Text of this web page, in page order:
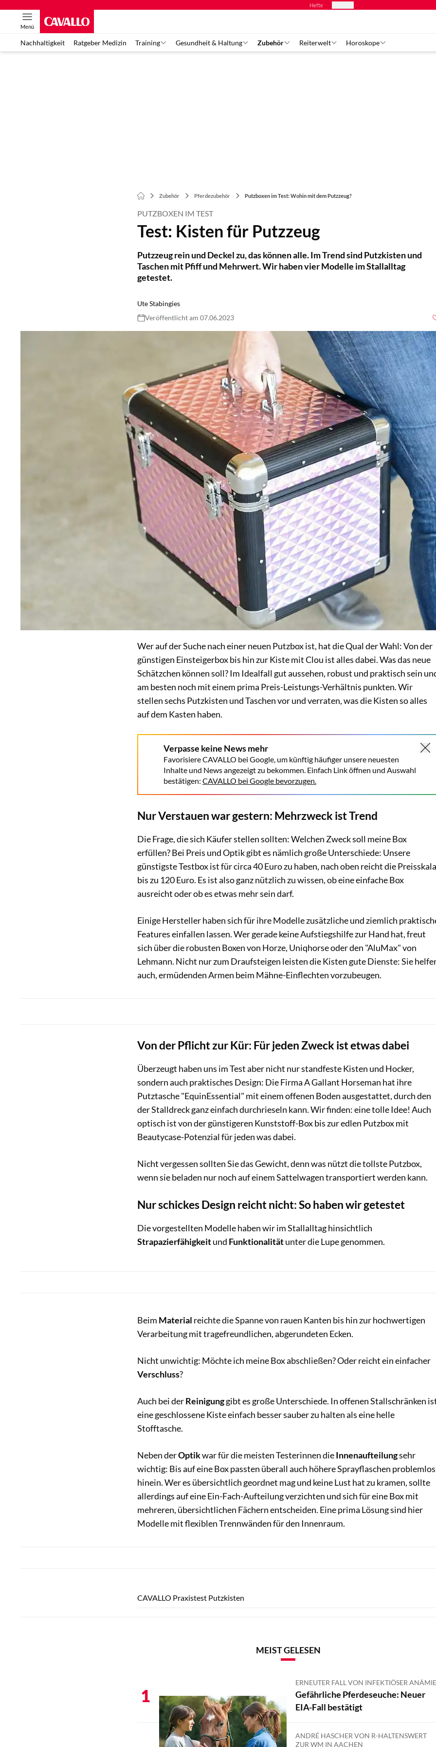
Hefte
Menü
Nachhaltigkeit Ratgeber Medizin Training Gesundheit & Haltung Zubehör Reiterwelt Horoskope
Zubehör Pferdezubehör Putzboxen im Test: Wohin mit dem Putzzeug?
PUTZBOXEN IM TEST
Test: Kisten für Putzzeug
Putzzeug rein und Deckel zu, das können alle. Im Trend sind Putzkisten und
Taschen mit Pfiff und Mehrwert. Wir haben vier Modelle im Stallalltag
getestet.
Ute Stabingies
Veröffentlicht am 07.06.2023
Wer auf der Suche nach einer neuen Putzbox ist, hat die Qual der Wahl: Von der
günstigen Einsteigerbox bis hin zur Kiste mit Clou ist alles dabei. Was das neue
Schätzchen können soll? Im Idealfall gut aussehen, robust und praktisch sein
am besten noch mit einem prima Preis-Leistungs-Verhältnis punkten. Wir
stellen sechs Putzkisten und Taschen vor und verraten, was die Kisten so alles
auf dem Kasten haben.
Verpasse keine News mehr
Favorisiere CAVALLO bei Google, um künftig häufiger unsere neuesten
Inhalte und News angezeigt zu bekommen. Einfach Link öffnen und Auswahl
bestätigen: CAVALLO bei Google bevorzugen.
Nur Verstauen war gestern: Mehrzweck ist Trend
Die Frage, die sich Käufer stellen sollten: Welchen Zweck soll meine Box
erfüllen? Bei Preis und Optik gibt es nämlich große Unterschiede: Unsere
günstigste Testbox ist für circa 40 Euro zu haben, nach oben reicht die Preisskala
bis zu 120 Euro. Es ist also ganz nützlich zu wissen, ob eine einfache Box
ausreicht oder ob es etwas mehr sein darf.
Einige Hersteller haben sich für ihre Modelle zusätzliche und ziemlich
Features einfallen lassen. Wer gerade keine Aufstiegshilfe zur Hand hat, freut
sich über die robusten Boxen von Horze, Uniqhorse oder den "AluMax" von
Lehmann. Nicht nur zum Draufsteigen leisten die Kisten gute Dienste: Sie
auch, ermüdenden Armen beim Mähne-Einflechten vorzubeugen.
Von der Pflicht zur Kür: Für jeden Zweck ist etwas dabei
Überzeugt haben uns im Test aber nicht nur standfeste Kisten und Hocker,
sondern auch praktisches Design: Die Firma A Gallant Horseman hat ihre
Putztasche "EquinEssential" mit einem offenen Boden ausgestattet, durch den
der Stalldreck ganz einfach durchrieseln kann. Wir finden: eine tolle Idee! Auch
optisch ist von der günstigeren Kunststoff-Box bis zur edlen Putzbox mit
Beautycase-Potenzial für jeden was dabei.
Nicht vergessen sollten Sie das Gewicht, denn was nützt die tollste Putzbox,
wenn sie beladen nur noch auf einem Sattelwagen transportiert werden kann.
Nur schickes Design reicht nicht: So haben wir getestet
Die vorgestellten Modelle haben wir im Stallalltag hinsichtlich
Strapazierfähigkeitund Funktionalitätunter die Lupe genommen.
Beim Material reichte die Spanne von rauen Kanten bis hin zur hochwertigen
Verarbeitung mit tragefreundlichen, abgerundeten Ecken.
Nicht unwichtig: Möchte ich meine Box abschließen? Oder reicht ein einfacher
Verschluss?
Auch bei derReinigunggibt es große Unterschiede. In offenen Stallschränken
eine geschlossene Kiste einfach besser sauber zu halten als eine helle
Stofftasche.
Neben derOptikwar für die meisten Testerinnen dieInnenaufteilungsehr
wichtig: Bis auf eine Box passten überall auch höhere Sprayflaschen problemlos
hinein. Wer es übersichtlich geordnet mag und keine Lust hat zu kramen, sollte
allerdings auf eine Ein-Fach-Aufteilung verzichten und sich für eine Box mit
mehreren, übersichtlichen Fächern entscheiden. Eine prima Lösung sind hier
Modelle mit flexiblen Trennwänden für den Innenraum.
CAVALLO Praxistest Putzkisten
MEIST GELESEN
1
ERNEUTER FALL VON INFEKTIÖSER ANÄMIE
Gefährliche Pferdeseuche: Neuer
EIA-Fall bestätigt
ANDRÉ HASCHER VON R-HALTENSWERT
ZUR WM IN AACHEN